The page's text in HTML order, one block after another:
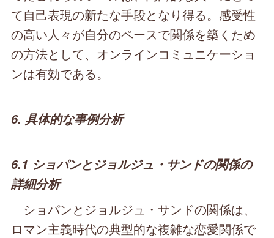
て自己表現の新たな手段となり得る。感受性
の高い人々が自分のペースで関係を築くため
の方法として、オンラインコミュニケーショ
ンは有効である。
6. 具体的な事例分析
6.1 ショパンとジョルジュ・サンドの関係の
詳細分析
ショパンとジョルジュ・サンドの関係は、
ロマン主義時代の典型的な複雑な恋愛関係で